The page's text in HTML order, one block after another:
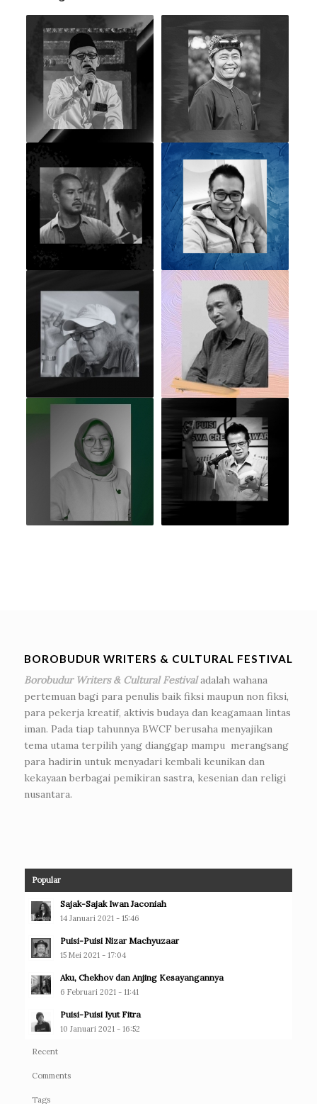
BOROBUDUR WRITERS & CULTURAL FESTIVAL
Borobudur Writers & Cultural Festivaladalah wahana
pertemuan bagi para penulis baik fiksi maupun non fiksi,
para pekerja kreatif, aktivis budaya dan keagamaan lintas
iman. Pada tiap tahunnya BWCF berusaha menyajikan
tema utama terpilih yang dianggap mampu merangsang
para hadirin untuk menyadari kembali keunikan dan
kekayaan berbagai pemikiran sastra, kesenian dan religi
nusantara.
Popular
Sajak-Sajak Iwan Jaconiah
14 Januari 2021 - 15:46
Puisi-Puisi Nizar Machyuzaar
15 Mei 2021 - 17:04
Aku, Chekhov dan Anjing Kesayangannya
6 Februari 2021 - 11:41
Puisi-Puisi Iyut Fitra
10 Januari 2021 - 16:52
Recent
Comments
Tags